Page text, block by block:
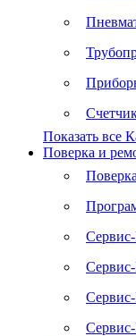
Показать все
Поверка и